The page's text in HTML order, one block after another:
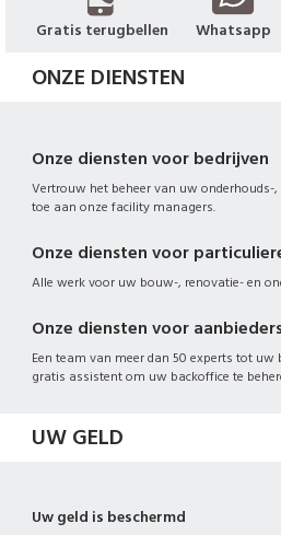
Gratis terugbellen Whatsapp
ONZE DIENSTEN
Onze diensten voor bedrijven
Vertrouw het beheer van uw onderhouds-
toe aan onze facility managers.
Onze diensten voor
Alle werk voor uw bouw-, renovatie- en
Onze diensten voor
Een team van meer dan 50 experts tot uw
gratis assistent om uw backoffice te
UW GELD
Uw geld is beschermd